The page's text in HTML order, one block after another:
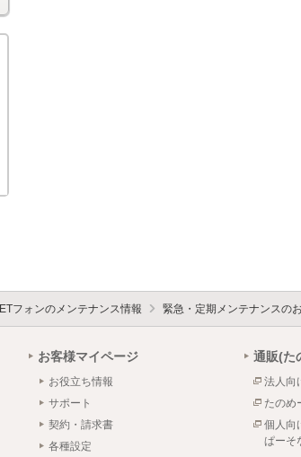
フォンのメンテナンス情報 緊急・定期メンテナンスの
お客様マイページ
お役立ち情報
サポート
契約・請求書
各種設定
通販(た
法人向
たのめ
個人向
ぱーそ